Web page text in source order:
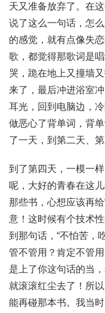
天又准备放弃了。在
说了这么一句话，怎
的感觉，就有点像失
歌，都觉得那歌词是
哭，跪在地上又撞墙
来了，最后冲进浴室
耳光，回到电脑边，
做恶心了背单词，背
了一天，到第二天、
到了第四天，一模一
呢，大好的青春在这
那些书，心想应该再
意！这时候有个技术
到那句话，“不怕苦，
管不管用？肯定不管
是上了你这句话的当
就滚滚红尘去了！所
能再碰那本书。我当